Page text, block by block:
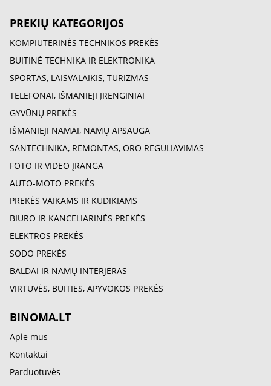
PREKIŲ KATEGORIJOS
KOMPIUTERINĖS TECHNIKOS PREKĖS
BUITINĖ TECHNIKA IR ELEKTRONIKA
SPORTAS, LAISVALAIKIS, TURIZMAS
TELEFONAI, IŠMANIEJI ĮRENGINIAI
GYVŪNŲ PREKĖS
IŠMANIEJI NAMAI, NAMŲ APSAUGA
SANTECHNIKA, REMONTAS, ORO REGULIAVIMAS
FOTO IR VIDEO ĮRANGA
AUTO-MOTO PREKĖS
PREKĖS VAIKAMS IR KŪDIKIAMS
BIURO IR KANCELIARINĖS PREKĖS
ELEKTROS PREKĖS
SODO PREKĖS
BALDAI IR NAMŲ INTERJERAS
VIRTUVĖS, BUITIES, APYVOKOS PREKĖS
BINOMA.LT
Apie mus
Kontaktai
Parduotuvės